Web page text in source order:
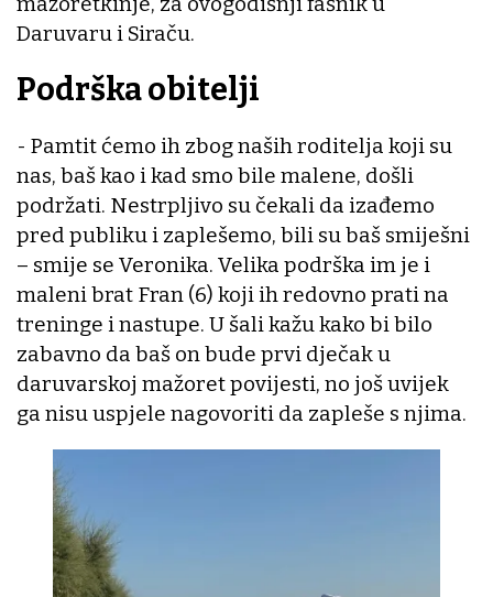
Daruvaru i Siraču.
Podrška obitelji
- Pamtit ćemo ih zbog naših roditelja koji su
nas, baš kao i kad smo bile malene, došli
podržati. Nestrpljivo su čekali da izađemo
pred publiku i zaplešemo, bili su baš smiješni
– smije se Veronika. Velika podrška im je i
maleni brat Fran (6) koji ih redovno prati na
treninge i nastupe. U šali kažu kako bi bilo
zabavno da baš on bude prvi dječak u
daruvarskoj mažoret povijesti, no još uvijek
ga nisu uspjele nagovoriti da zapleše s njima.